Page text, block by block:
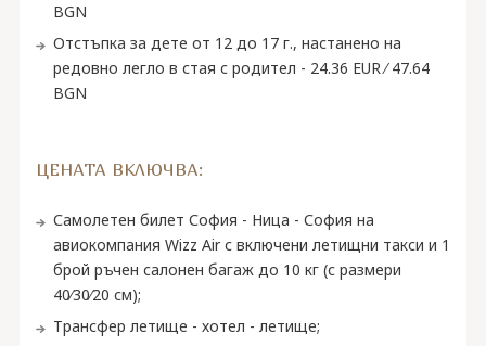
BGN
Отстъпка за дете от 12 до 17 г., настанено на
редовно легло в стая с родител - 24.36 EUR ∕ 47.64
BGN
ЦЕНАТА ВКЛЮЧВА:
Самолетен билет София - Ница - София на
авиокомпания Wizz Air с включени летищни такси и 1
брой ръчен салонен багаж до 10 кг (с размери
40∕30∕20 см);
Трансфер летище - хотел - летище;